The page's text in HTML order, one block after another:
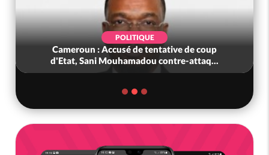
POLITIQUE
Cameroun : Accusé de tentative de coup
d'Etat, Sani Mouhamadou contre-attaq...